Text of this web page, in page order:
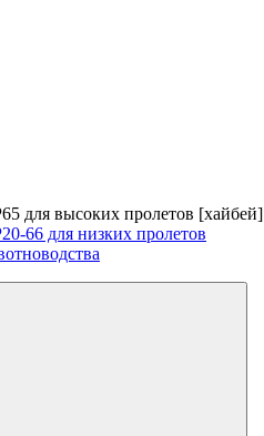
для высоких пролетов [хайбей]
66 для низких пролетов